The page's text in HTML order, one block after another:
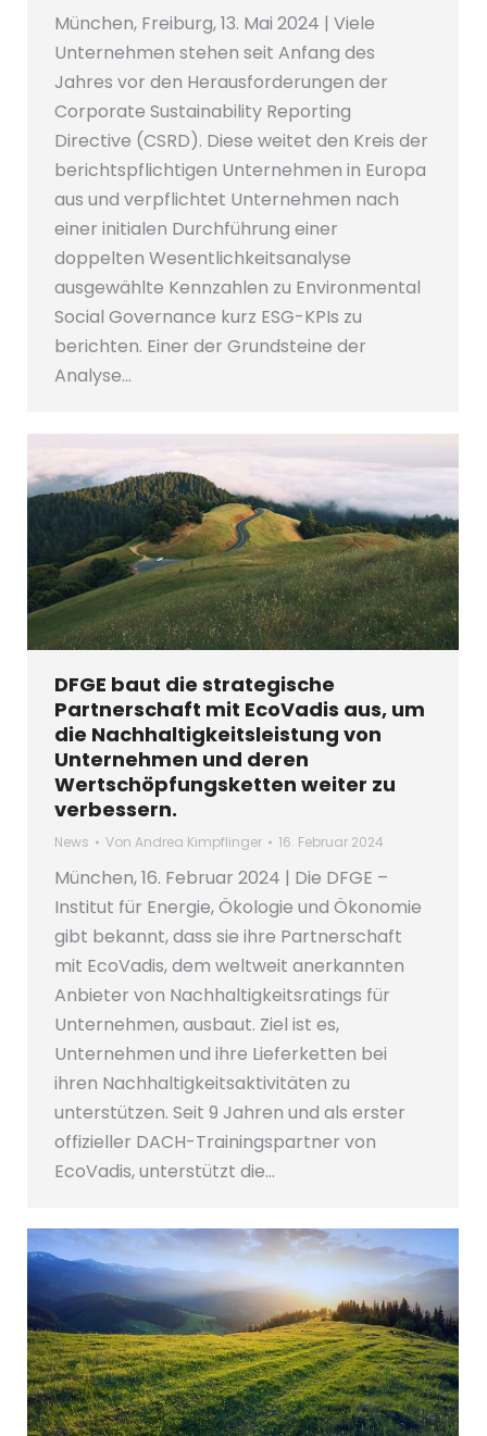
München, Freiburg, 13. Mai 2024 | Viele
Unternehmen stehen seit Anfang des
Jahres vor den Herausforderungen der
Corporate Sustainability Reporting
Directive (CSRD). Diese weitet den Kreis der
berichtspflichtigen Unternehmen in Europa
aus und verpflichtet Unternehmen nach
einer initialen Durchführung einer
doppelten Wesentlichkeitsanalyse
ausgewählte Kennzahlen zu Environmental
Social Governance kurz ESG-KPIs zu
berichten. Einer der Grundsteine der
Analyse…
DFGE baut die strategische
Partnerschaft mit EcoVadis aus, um
die Nachhaltigkeitsleistung von
Unternehmen und deren
Wertschöpfungsketten weiter zu
verbessern.
News Von Andrea Kimpflinger 16. Februar 2024
München, 16. Februar 2024 | Die DFGE –
Institut für Energie, Ökologie und Ökonomie
gibt bekannt, dass sie ihre Partnerschaft
mit EcoVadis, dem weltweit anerkannten
Anbieter von Nachhaltigkeitsratings für
Unternehmen, ausbaut. Ziel ist es,
Unternehmen und ihre Lieferketten bei
ihren Nachhaltigkeitsaktivitäten zu
unterstützen. Seit 9 Jahren und als erster
offizieller DACH-Trainingspartner von
EcoVadis, unterstützt die…